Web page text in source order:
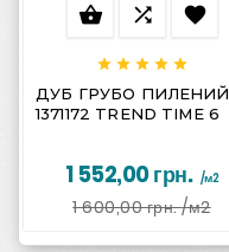
  
    
ДУБ ГРУБО ПИЛЕНИЙ
1371172 TREND TIME 6
1 552,00 грн. /м2
1 600,00 грн./м2